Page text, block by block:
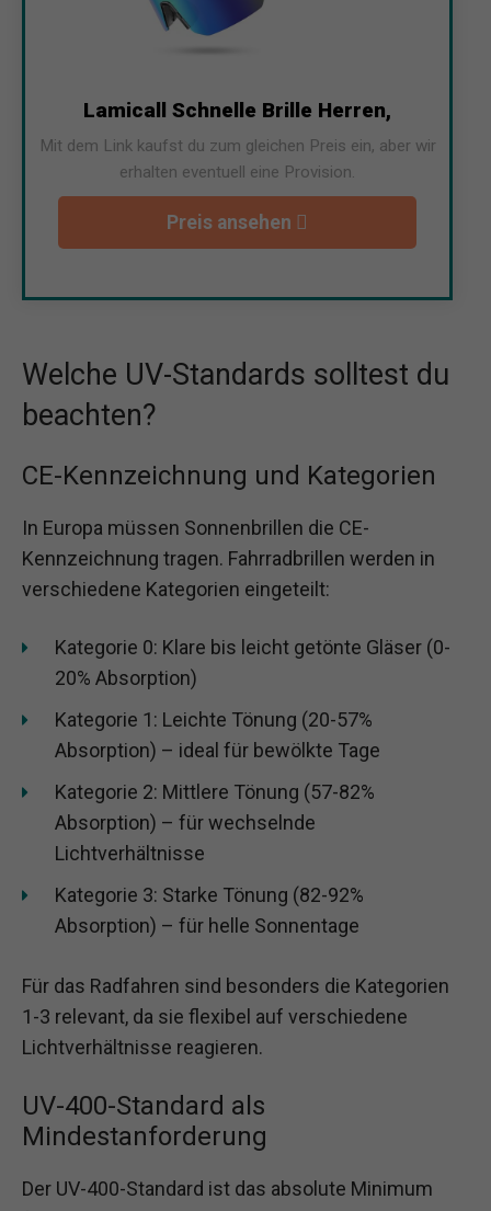
Lamicall Schnelle Brille Herren,
Mit dem Link kaufst du zum gleichen Preis ein, aber wir
erhalten eventuell eine Provision.
Preis ansehen
Welche UV-Standards solltest du
beachten?
CE-Kennzeichnung und Kategorien
In Europa müssen Sonnenbrillen die CE-
Kennzeichnung tragen. Fahrradbrillen werden in
verschiedene Kategorien eingeteilt:
Kategorie 0: Klare bis leicht getönte Gläser (0-
20% Absorption)
Kategorie 1: Leichte Tönung (20-57%
Absorption) – ideal für bewölkte Tage
Kategorie 2: Mittlere Tönung (57-82%
Absorption) – für wechselnde
Lichtverhältnisse
Kategorie 3: Starke Tönung (82-92%
Absorption) – für helle Sonnentage
Für das Radfahren sind besonders die Kategorien
1-3 relevant, da sie flexibel auf verschiedene
Lichtverhältnisse reagieren.
UV-400-Standard als
Mindestanforderung
Der UV-400-Standard ist das absolute Minimum